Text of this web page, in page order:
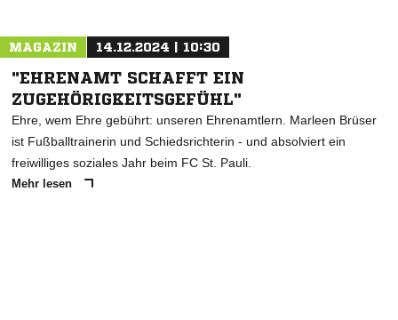
MAGAZIN 14.12.2024 | 10:30
"EHRENAMT SCHAFFT EIN
ZUGEHÖRIGKEITSGEFÜHL"
Ehre, wem Ehre gebührt: unseren Ehrenamtlern. Marleen Brüser
ist Fußballtrainerin und Schiedsrichterin - und absolviert ein
freiwilliges soziales Jahr beim FC St. Pauli.
Mehr lesen